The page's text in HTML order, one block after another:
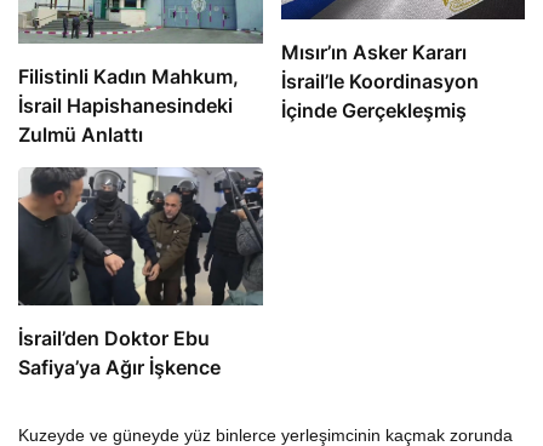
Filistinli Kadın Mahkum,
İsrail Hapishanesindeki
Zulmü Anlattı
Mısır’ın Asker Kararı
İsrail’le Koordinasyon
İçinde Gerçekleşmiş
İsrail’den Doktor Ebu
Safiya’ya Ağır İşkence
Kuzeyde ve güneyde yüz binlerce yerleşimcinin kaçmak zorunda